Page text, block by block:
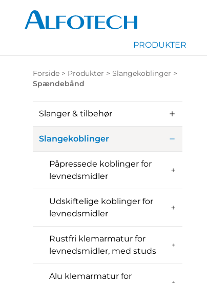
PRODUKTER
Forside > Produkter > Slangekoblinger >
Spændebånd
Slanger & tilbehør
Slangekoblinger
Påpressede koblinger for
levnedsmidler
Udskiftelige koblinger for
levnedsmidler
Rustfri klemarmatur for
levnedsmidler, med studs
Alu klemarmatur for